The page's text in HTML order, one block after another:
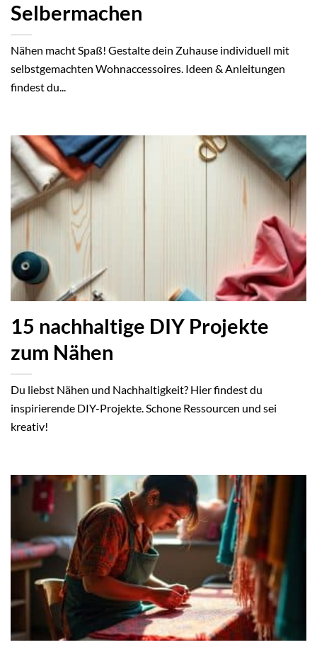
Selbermachen
Nähen macht Spaß! Gestalte dein Zuhause individuell mit
selbstgemachten Wohnaccessoires. Ideen & Anleitungen
findest du...
15 nachhaltige DIY Projekte
zum Nähen
Du liebst Nähen und Nachhaltigkeit? Hier findest du
inspirierende DIY-Projekte. Schone Ressourcen und sei
kreativ!